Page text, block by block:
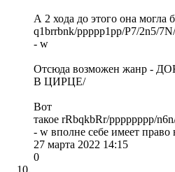
А 2 хода до этого она могла
q1brrbnk/ppppp1pp/P7/2n5/
- w
Отсюда возможен жанр -
В ЦИРЦЕ/
Вот
такое rRbqkbRr/pppppppp/
- w вполне себе имеет право
27 марта 2022 14:15
0